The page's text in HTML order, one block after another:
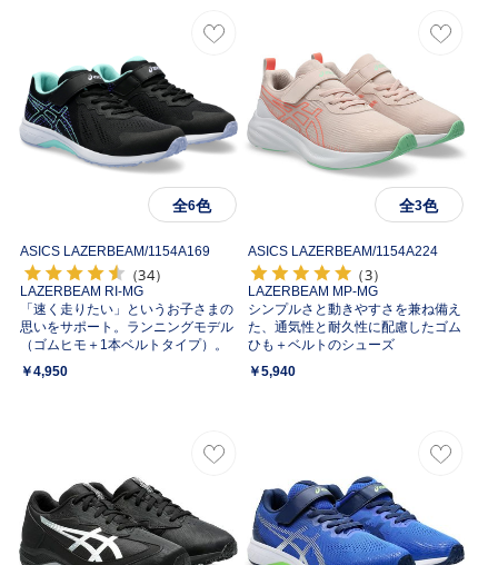
全6色
ASICS LAZERBEAM/1154A169
（34）
LAZERBEAM RI-MG
「速く走りたい」というお子さまの
思いをサポート。ランニングモデル
（ゴムヒモ＋1本ベルトタイプ）。
￥4,950
全3色
ASICS LAZERBEAM/1154A224
（3）
LAZERBEAM MP-MG
シンプルさと動きやすさを兼ね備え
た、通気性と耐久性に配慮したゴム
ひも＋ベルトのシューズ
￥5,940